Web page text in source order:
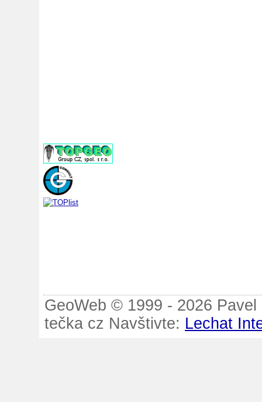
GeoWeb © 1999 - 2026
tečka cz Navštivte: Lechat